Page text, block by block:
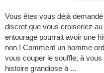
Vous êtes vous déjà
discret que vous croiseriez
entourage pourrait avoir une
non ! Comment un homme
vous couper le souffle, à
histoire grandiose à ...